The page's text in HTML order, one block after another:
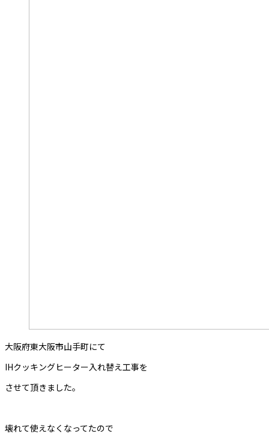
大阪府東大阪市山手町にて
IHクッキングヒーター入れ替え工事を
させて頂きました。
壊れて使えなくなってたので